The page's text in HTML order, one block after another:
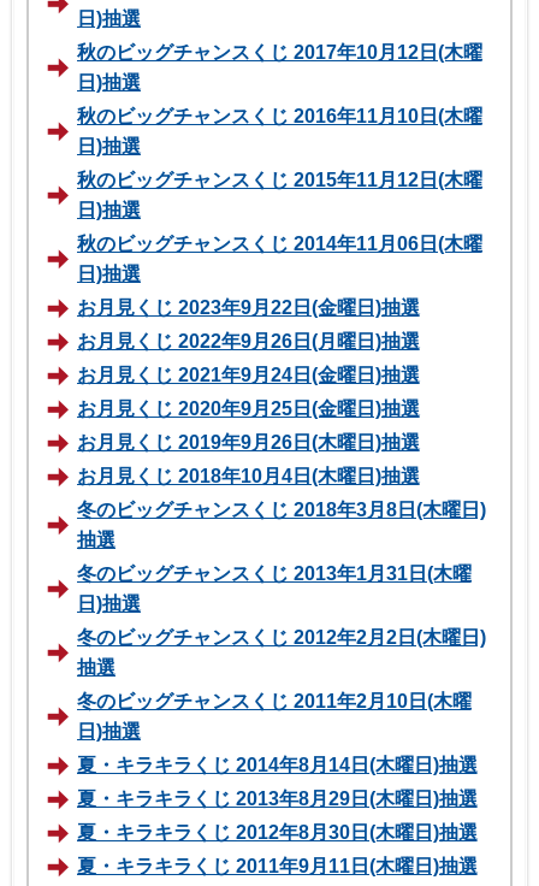
日)抽選
秋のビッグチャンスくじ 2017年10月12日(木曜
日)抽選
秋のビッグチャンスくじ 2016年11月10日(木曜
日)抽選
秋のビッグチャンスくじ 2015年11月12日(木曜
日)抽選
秋のビッグチャンスくじ 2014年11月06日(木曜
日)抽選
お月見くじ 2023年9月22日(金曜日)抽選
お月見くじ 2022年9月26日(月曜日)抽選
お月見くじ 2021年9月24日(金曜日)抽選
お月見くじ 2020年9月25日(金曜日)抽選
お月見くじ 2019年9月26日(木曜日)抽選
お月見くじ 2018年10月4日(木曜日)抽選
冬のビッグチャンスくじ 2018年3月8日(木曜日)
抽選
冬のビッグチャンスくじ 2013年1月31日(木曜
日)抽選
冬のビッグチャンスくじ 2012年2月2日(木曜日)
抽選
冬のビッグチャンスくじ 2011年2月10日(木曜
日)抽選
夏・キラキラくじ 2014年8月14日(木曜日)抽選
夏・キラキラくじ 2013年8月29日(木曜日)抽選
夏・キラキラくじ 2012年8月30日(木曜日)抽選
夏・キラキラくじ 2011年9月11日(木曜日)抽選